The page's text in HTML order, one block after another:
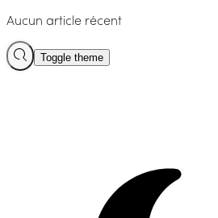
Aucun article récent
Toggle theme